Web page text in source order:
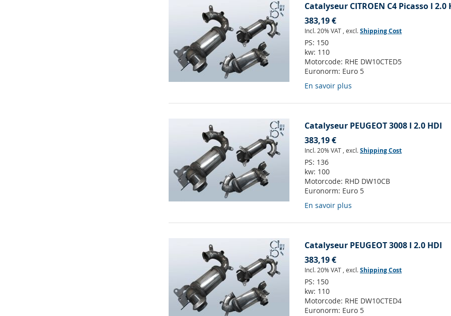
Catalyseur CITROEN C4 Picasso I 2.0
383,19 €
Incl. 20% VAT ,excl.Shipping Cost
PS: 150
kw: 110
Motorcode: RHE DW10CTED5
Euronorm: Euro 5
En savoir plus
Catalyseur PEUGEOT 3008 I 2.0 HDI
383,19 €
Incl. 20% VAT ,excl.Shipping Cost
PS: 136
kw: 100
Motorcode: RHD DW10CB
Euronorm: Euro 5
En savoir plus
Catalyseur PEUGEOT 3008 I 2.0 HDI
383,19 €
Incl. 20% VAT ,excl.Shipping Cost
PS: 150
kw: 110
Motorcode: RHE DW10CTED4
Euronorm: Euro 5